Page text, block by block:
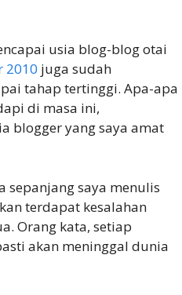
usia blog-blog otai
2010 juga sudah
tahap tertinggi. Apa-apa
di masa ini,
blogger yang saya amat
sepanjang saya menulis
terdapat kesalahan
Orang kata, setiap
akan meninggal dunia